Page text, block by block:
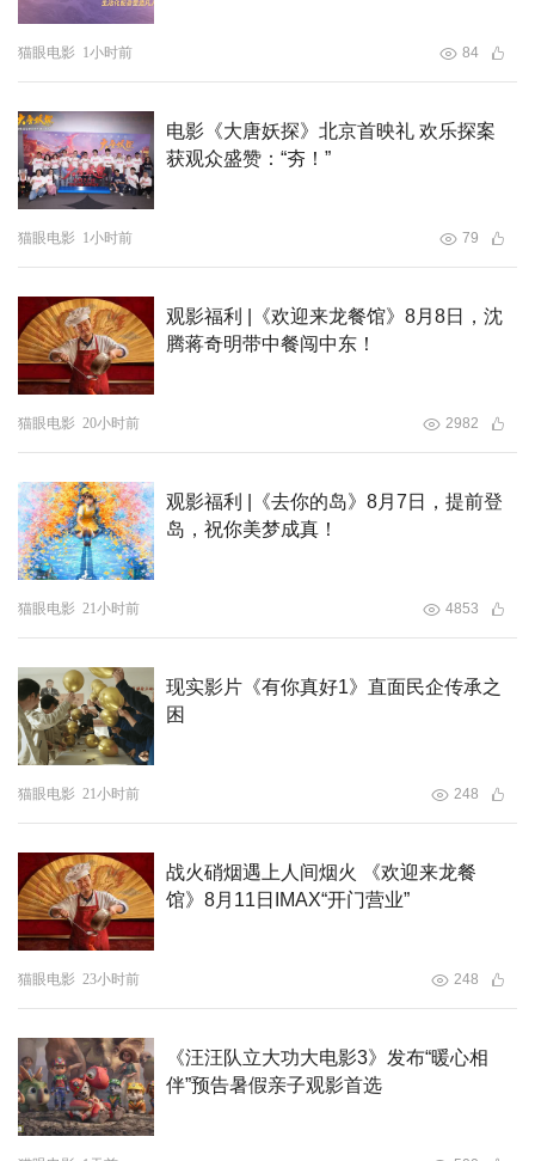
拥有真正能还原其宏大与细腻的声画载体。
猫眼电影 1小时前 84
电影《大唐妖探》北京首映礼 欢乐探案
获观众盛赞：“夯！”
猫眼电影 1小时前 79
观影福利 |《欢迎来龙餐馆》8月8日，沈
腾蒋奇明带中餐闯中东！
猫眼电影 20小时前 2982
观影福利 |《去你的岛》8月7日，提前登
岛，祝你美梦成真！
猫眼电影 21小时前 4853
现实影片《有你真好1》直面民企传承之
困
猫眼电影 21小时前 248
战火硝烟遇上人间烟火 《欢迎来龙餐
馆》8月11日IMAX“开门营业”
猫眼电影 23小时前 248
《汪汪队立大功大电影3》发布“暖心相
伴”预告暑假亲子观影首选